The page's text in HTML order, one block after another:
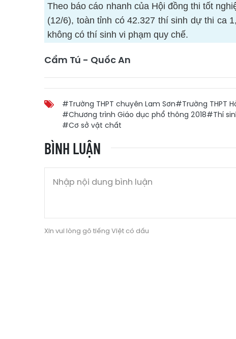
Theo báo cáo nhanh của Hội đồng thi tốt
(12/6), toàn tỉnh có 42.327 thí sinh dự thi ca
không có thí sinh vi phạm quy chế.
Cẩm Tú - Quốc An
#Trường THPT chuyên Lam Sơn#Trường THPT
#Chương trình Giáo dục phổ thông 2018#Thí
#Cơ sở vật chất
BÌNH LUẬN
Xin vui lòng gõ tiếng Việt có dấu